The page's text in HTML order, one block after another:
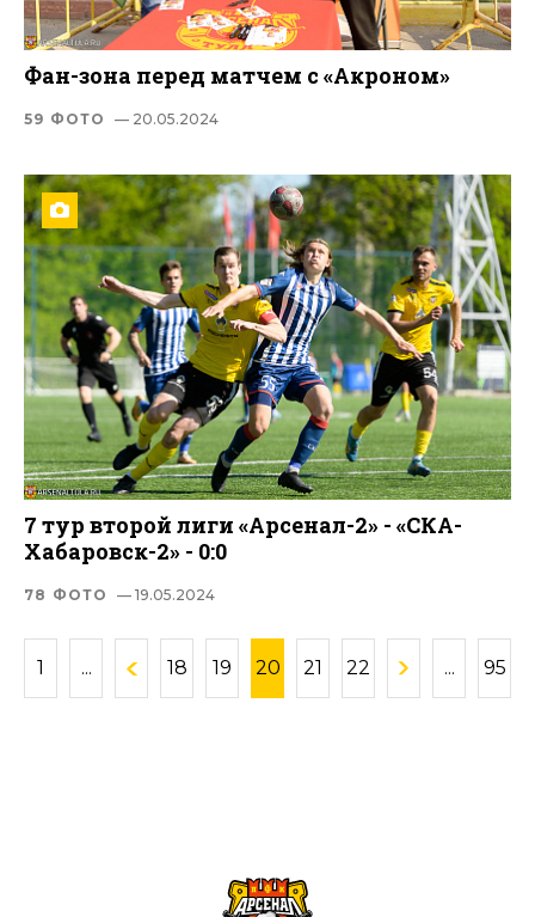
Фан-зона перед матчем с «Акроном»
59 ФОТО — 20.05.2024
7 тур второй лиги «Арсенал-2» - «СКА-
Хабаровск-2» - 0:0
78 ФОТО — 19.05.2024
1 ... 18 19 20 21 22 ... 95